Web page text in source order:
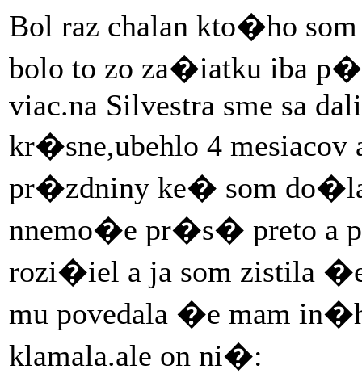
Bol raz chalan kto�ho
bolo to zo za�iatku iba
viac.na Silvestra sme sa
kr�sne,ubehlo 4 mesiacov
pr�zdniny ke� som
nnemo�e pr�s� preto a
rozi�iel a ja som zistila
mu povedala �e mam
klamala.ale on ni�: